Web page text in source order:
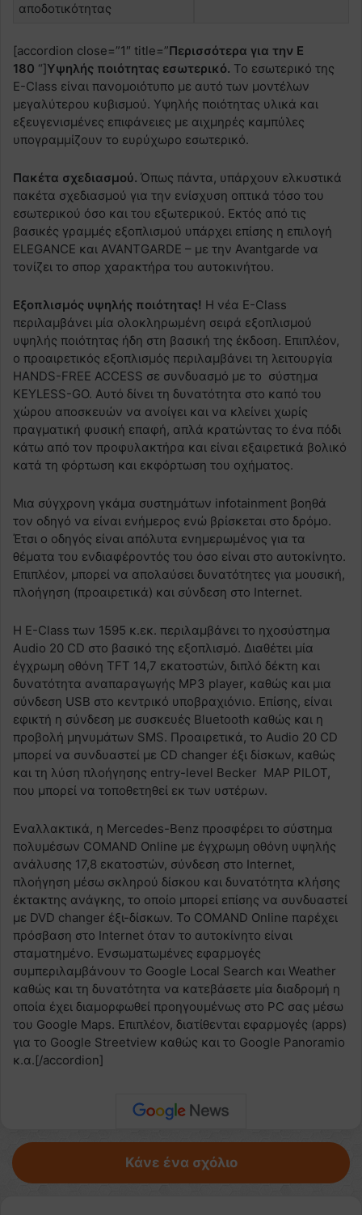
αποδοτικότητας
[accordion close=”1″ title=”Περισσότερα για την E
180 “]Υψηλής ποιότητας εσωτερικό. Το εσωτερικό της
E-Class είναι πανομοιότυπο με αυτό των μοντέλων
μεγαλύτερου κυβισμού. Υψηλής ποιότητας υλικά και
εξευγενισμένες επιφάνειες με αιχμηρές καμπύλες
υπογραμμίζουν το ευρύχωρο εσωτερικό.
Πακέτα σχεδιασμού. Όπως πάντα, υπάρχουν ελκυστικά
πακέτα σχεδιασμού για την ενίσχυση οπτικά τόσο του
εσωτερικού όσο και του εξωτερικού. Εκτός από τις
βασικές γραμμές εξοπλισμού υπάρχει επίσης η επιλογή
ELEGANCE και AVANTGARDE – με την Avantgarde να
τονίζει το σπορ χαρακτήρα του αυτοκινήτου.
Εξοπλισμός υψηλής ποιότητας! Η νέα E-Class
περιλαμβάνει μία ολοκληρωμένη σειρά εξοπλισμού
υψηλής ποιότητας ήδη στη βασική της έκδοση. Επιπλέον,
ο προαιρετικός εξοπλισμός περιλαμβάνει τη λειτουργία
HANDS-FREE ACCESS σε συνδυασμό με το σύστημα
KEYLESS-GO. Αυτό δίνει τη δυνατότητα στο καπό του
χώρου αποσκευών να ανοίγει και να κλείνει χωρίς
πραγματική φυσική επαφή, απλά κρατώντας το ένα πόδι
κάτω από τον προφυλακτήρα και είναι εξαιρετικά βολικό
κατά τη φόρτωση και εκφόρτωση του οχήματος.
Μια σύγχρονη γκάμα συστημάτων infotainment βοηθά
τον οδηγό να είναι ενήμερος ενώ βρίσκεται στο δρόμο.
Έτσι ο οδηγός είναι απόλυτα ενημερωμένος για τα
θέματα του ενδιαφέροντός του όσο είναι στο αυτοκίνητο.
Επιπλέον, μπορεί να απολαύσει δυνατότητες για μουσική,
πλοήγηση (προαιρετικά) και σύνδεση στο Internet.
Η E-Class των 1595 κ.εκ. περιλαμβάνει το ηχοσύστημα
Audio 20 CD στο βασικό της εξοπλισμό. Διαθέτει μία
έγχρωμη οθόνη TFT 14,7 εκατοστών, διπλό δέκτη και
δυνατότητα αναπαραγωγής MP3 player, καθώς και μια
σύνδεση USB στο κεντρικό υποβραχιόνιο. Επίσης, είναι
εφικτή η σύνδεση με συσκευές Bluetooth καθώς και η
προβολή μηνυμάτων SMS. Προαιρετικά, το Audio 20 CD
μπορεί να συνδυαστεί με CD changer έξι δίσκων, καθώς
και τη λύση πλοήγησης entry-level Becker ​​MAP PILOT,
που μπορεί να τοποθετηθεί εκ των υστέρων.
Εναλλακτικά, η Mercedes-Benz προσφέρει το σύστημα
πολυμέσων COMAND Online με έγχρωμη οθόνη υψηλής
ανάλυσης 17,8 εκατοστών, σύνδεση στο Internet,
πλοήγηση μέσω σκληρού δίσκου και δυνατότητα κλήσης
έκτακτης ανάγκης, το οποίο μπορεί επίσης να συνδυαστεί
με DVD changer έξι-δίσκων. Το COMAND Online παρέχει
πρόσβαση στο Internet όταν το αυτοκίνητο είναι
σταματημένο. Ενσωματωμένες εφαρμογές
συμπεριλαμβάνουν το Google Local Search και Weather
καθώς και τη δυνατότητα να κατεβάσετε μία διαδρομή η
οποία έχει διαμορφωθεί προηγουμένως στο PC σας μέσω
του Google Maps. Επιπλέον, διατίθενται εφαρμογές (apps)
για το Google Streetview καθώς και το Google Panoramio
κ.α.[/accordion]
Κάνε ένα σχόλιο